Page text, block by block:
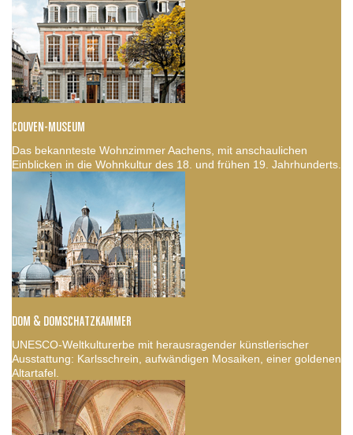
COUVEN-MUSEUM
Das bekannteste Wohnzimmer Aachens, mit anschaulichen
Einblicken in die Wohnkultur des 18. und frühen 19. Jahrhunderts.
DOM & DOMSCHATZKAMMER
UNESCO-Weltkulturerbe mit herausragender künstlerischer
Ausstattung: Karlsschrein, aufwändigen Mosaiken, einer goldenen
Altartafel.